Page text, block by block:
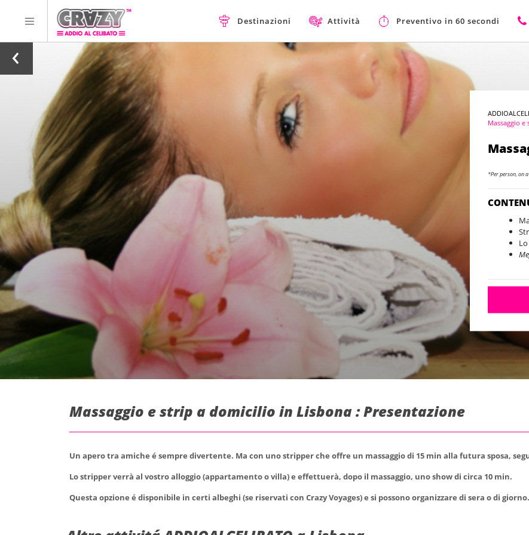
Destinazioni Attività Preventivo in 60 secondi
Massaggio
*Per person, on
Massaggio e strip a domicilio in Lisbona : Presentazione
Un apero tra amiche é sempre divertente. Ma con uno stripper che offre un massaggio di 15 min alla futura sposa,
Lo stripper verrà al vostro alloggio (appartamento o villa) e effettuerà, dopo il massaggio, uno show di circa 10 min.
Questa opzione é disponibile in certi albeghi (se riservati con Crazy Voyages) e si possono organizzare di sera o di giorno.